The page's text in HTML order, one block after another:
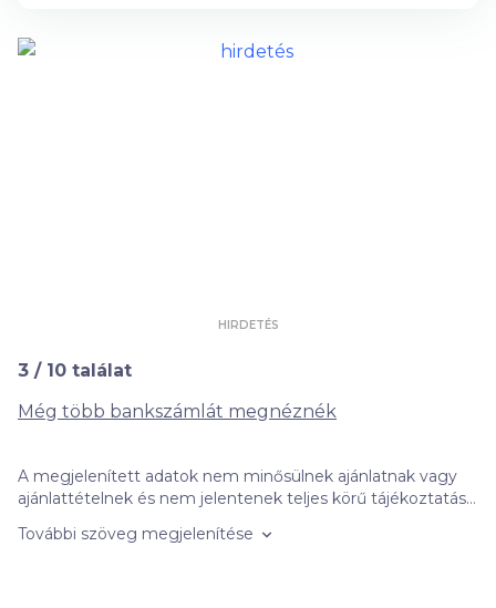
HIRDETÉS
3 / 10 találat
Még több bankszámlát megnéznék
A megjelenített adatok nem minősülnek ajánlatnak vagy
ajánlattételnek és nem jelentenek teljes körű tájékoztatást,
kötelezettséget nem jelentenek. Felhívjuk figyelmét, hogy
További szöveg megjelenítése